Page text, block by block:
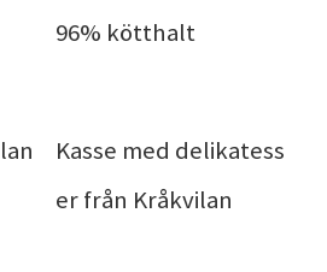
96% kötthalt
Kasse med delikatess
er från Kråkvilan